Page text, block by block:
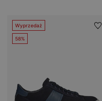
Wyprzedaż
58%